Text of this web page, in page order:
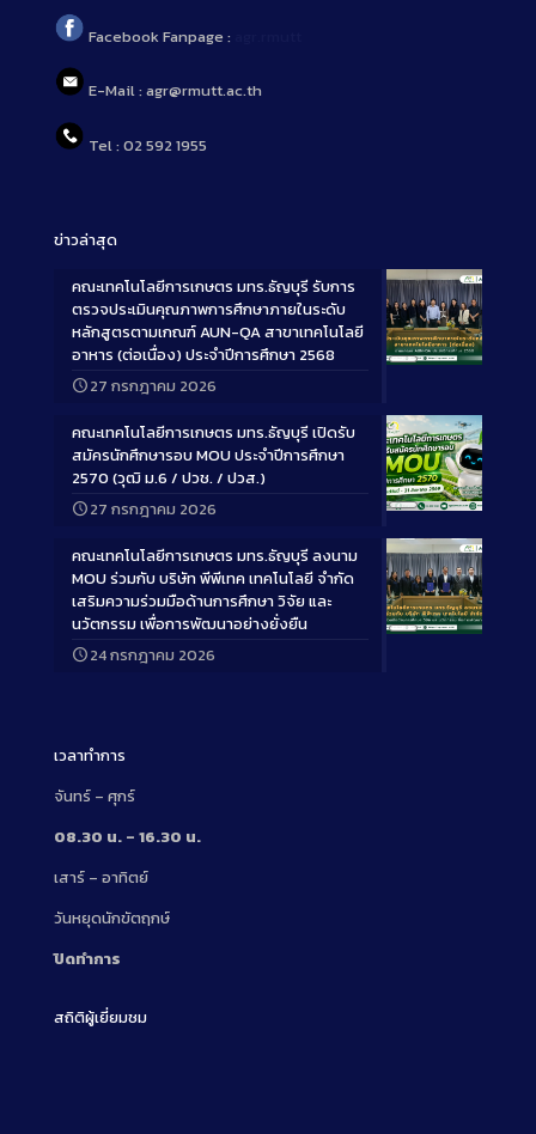
Facebook Fanpage :
E-Mail : agr@rmutt.ac.th
Tel : 02 592 1955
ข่าวล่าสุด
Long
คณะเทคโนโลยีการเกษตร มทร.ธัญบุรี รับการ
ตรวจประเมินคุณภาพการศึกษาภายในระดับ
หลักสูตรตามเกณฑ์ AUN-QA สาขาเทคโนโลยี
อาหาร (ต่อเนื่อง) ประจำปีการศึกษา 2568
27 กรกฎาคม 2026
Long
Description
คณะเทคโนโลยีการเกษตร มทร.ธัญบุรี เปิดรับ
สมัครนักศึกษารอบ MOU ประจำปีการศึกษา
2570 (วุฒิ ม.6 / ปวช. / ปวส.)
27 กรกฎาคม 2026
Long
คณะเทคโนโลยีการเกษตร มทร.ธัญบุรี ลงนาม
MOU ร่วมกับ บริษัท พีพีเทค เทคโนโลยี จำกัด
เสริมความร่วมมือด้านการศึกษา วิจัย และ
นวัตกรรม เพื่อการพัฒนาอย่างยั่งยืน
24 กรกฎาคม 2026
เวลาทำการ
จันทร์ – ศุกร์
08.30 น. – 16.30 น.
เสาร์ – อาทิตย์
วันหยุดนักขัตฤกษ์
ปิดทำการ
สถิติผู้เยี่ยมชม